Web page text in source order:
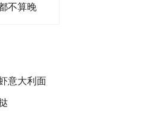
不算晚
意大利面